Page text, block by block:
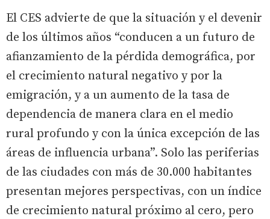
El CES advierte de que la situación y el devenir
de los últimos años “conducen a un futuro de
afianzamiento de la pérdida demográfica, por
el crecimiento natural negativo y por la
emigración, y a un aumento de la tasa de
dependencia de manera clara en el medio
rural profundo y con la única excepción de las
áreas de influencia urbana”. Solo las periferias
de las ciudades con más de 30.000 habitantes
presentan mejores perspectivas, con un índice
de crecimiento natural próximo al cero, pero